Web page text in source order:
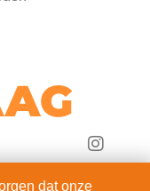
dat onze